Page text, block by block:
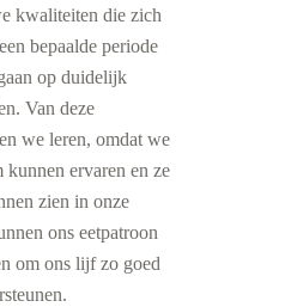
kwaliteiten die zich
bepaalde periode
op duidelijk
Van deze
we leren, omdat we
kunnen ervaren en ze
zien in onze
ons eetpatroon
om ons lijf zo goed